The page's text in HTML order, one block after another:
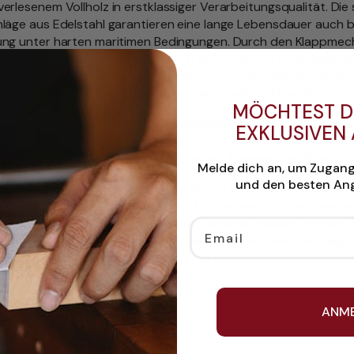
Vollholz in erstklassiger Verarbeitungsqualität. Die
aus Edelstahl garantieren eine lange Lebensdauer auch
unter harten maritimen Bedingungen. Durch den
der Hocker bei Nichtgebrauch platzsparend in der
Das Kissen ist aus einem robusten Stoff gefertigt der
Spezialgeölte Oberfläche für dauerhaften Schutz im
Massives Teakholz in bester Bootsbauqualität für hohe
Kompakt sowie leicht für den einfachen Transport an Bord
eine regelmäßige Reinigung mit Salzwasser sowie
Auffrischung der Ölschicht. Bitte beachten Sie dass
die natürliche Maserung ein Unikat darstellt. Sichern Sie sich
Möbelstück für Ihre Yacht. Bestellen Sie Ihren Teak
geölt mit Kissen jetzt direkt online bei uns.
MÖCHTEST
Melde dich an, um
und den besten